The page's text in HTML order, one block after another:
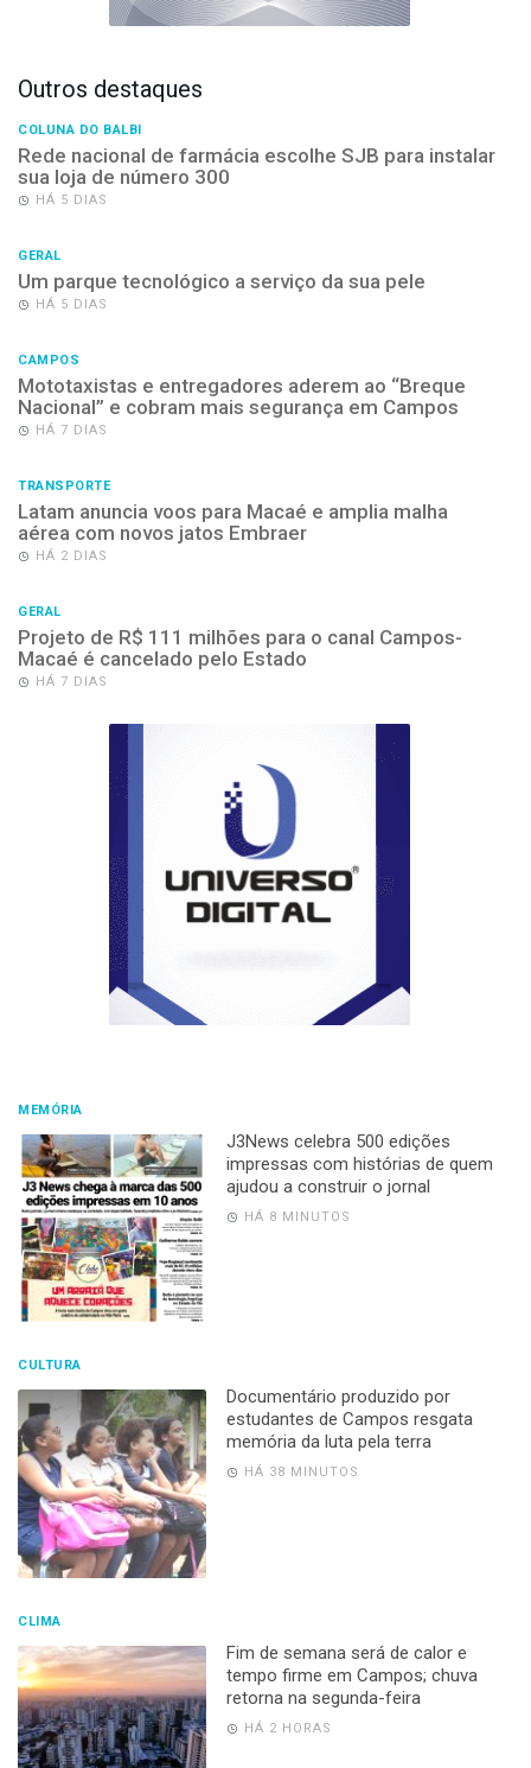
Outros destaques
COLUNA DO BALBI
Rede nacional de farmácia escolhe SJB para instalar
sua loja de número 300
HÁ 5 DIAS
GERAL
Um parque tecnológico a serviço da sua pele
HÁ 5 DIAS
CAMPOS
Mototaxistas e entregadores aderem ao “Breque
Nacional” e cobram mais segurança em Campos
HÁ 7 DIAS
TRANSPORTE
Latam anuncia voos para Macaé e amplia malha
aérea com novos jatos Embraer
HÁ 2 DIAS
GERAL
Projeto de R$ 111 milhões para o canal Campos-
Macaé é cancelado pelo Estado
HÁ 7 DIAS
MEMÓRIA
J3News celebra 500 edições
impressas com histórias de quem
ajudou a construir o jornal
HÁ 8 MINUTOS
CULTURA
Documentário produzido por
estudantes de Campos resgata
memória da luta pela terra
HÁ 38 MINUTOS
CLIMA
Fim de semana será de calor e
tempo firme em Campos; chuva
retorna na segunda-feira
HÁ 2 HORAS